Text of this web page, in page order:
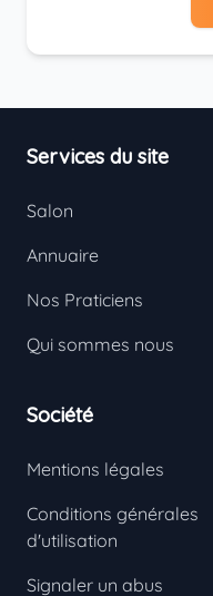
Services du site
Salon
Annuaire
Nos Praticiens
Qui sommes nous
Société
Mentions légales
Conditions générales
d'utilisation
Signaler un abus